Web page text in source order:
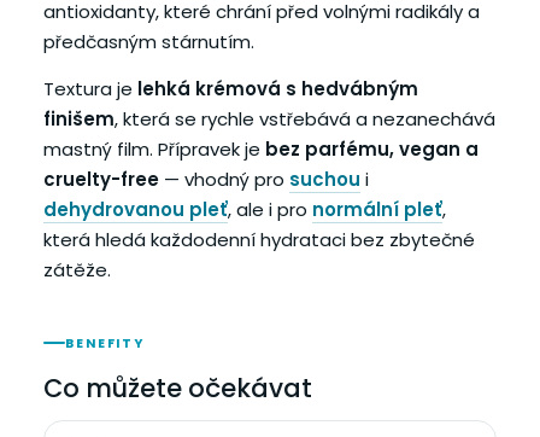
antioxidanty, které chrání před volnými radikály a
předčasným stárnutím.
Textura je lehká krémová s hedvábným
finišem, která se rychle vstřebává a nezanechává
mastný film. Přípravek je bez parfému, vegan a
cruelty-free — vhodný pro suchou i
dehydrovanou pleť, ale i pro normální pleť,
která hledá každodenní hydrataci bez zbytečné
zátěže.
BENEFITY
Co můžete očekávat